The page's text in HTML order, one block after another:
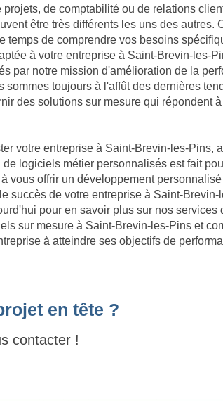
de comptabilité ou de relations
être très différents les uns des autres.
temps de comprendre vos besoins
à votre entreprise à Saint-Brevin-les-
par notre mission d'amélioration de la
sommes toujours à l'affût des dernières
des solutions sur mesure qui répondent
votre entreprise à Saint-Brevin-les-Pins,
logiciels métier personnalisés est fait
vous offrir un développement
succès de votre entreprise à Saint-Brevin-
pour en savoir plus sur nos services
sur mesure à Saint-Brevin-les-Pins et
à atteindre ses objectifs de
en tête ?
contacter !